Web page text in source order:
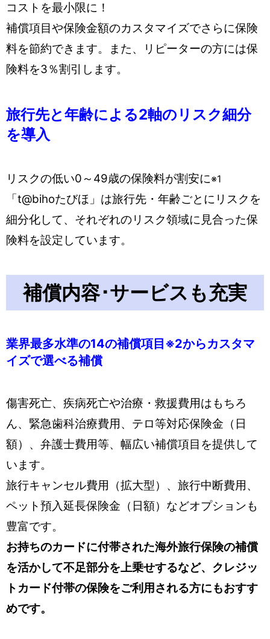
コストを最小限に！
補償項目や保険金額のカスタマイズでさらに保険
料を節約できます。また、リピーターの方には保
険料を3％割引します。
旅行先と年齢による2軸のリスク細分
を導入
リスクの低い0～49歳の保険料が割安に※1
「t@bihoたびほ」は旅行先・年齢ごとにリスクを
細分化して、それぞれのリスク領域に見合った保
険料を設定しています。
補償内容･サービスも充実
業界最多水準の14の補償項目※2からカスタマ
イズで選べる補償
傷害死亡、疾病死亡や治療・救援費用はもちろ
ん、緊急歯科治療費用、テロ等対応保険金（日
額）、弁護士費用等、幅広い補償項目を提供して
います。
旅行キャンセル費用（拡大型）、旅行中断費用、
ペット預入延長保険金（日額）などオプションも
豊富です。
お持ちのカードに付帯された海外旅行保険の補償
を活かして不足部分を上乗せするなど、クレジッ
トカード付帯の保険をご利用される方にもおすす
めです。